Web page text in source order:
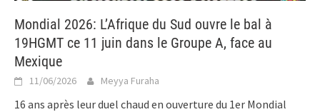
Mondial 2026: L’Afrique du Sud ouvre le bal à
19HGMT ce 11 juin dans le Groupe A, face au
Mexique
11/06/2026 Meyya Furaha
16 ans après leur duel chaud en ouverture du 1er Mondial